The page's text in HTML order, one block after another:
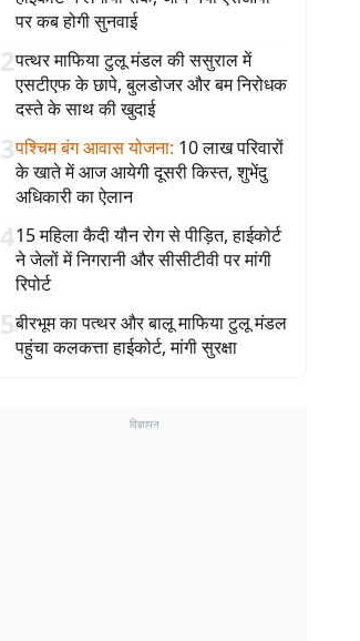
पर कब होगी सुनवाई
2पत्थर माफिया टुलू मंडल की ससुराल में
एसटीएफ के छापे, बुलडोजर और बम निरोधक
दस्ते के साथ की खुदाई
3पश्चिम बंग आवास योजना: 10 लाख परिवारों
के खाते में आज आयेगी दूसरी किस्त, शुभेंदु
अधिकारी का ऐलान
415 महिला कैदी यौन रोग से पीड़ित, हाईकोर्ट
ने जेलों में निगरानी और सीसीटीवी पर मांगी
रिपोर्ट
5बीरभूम का पत्थर और बालू माफिया टुलू मंडल
पहुंचा कलकत्ता हाईकोर्ट, मांगी सुरक्षा
विज्ञापन